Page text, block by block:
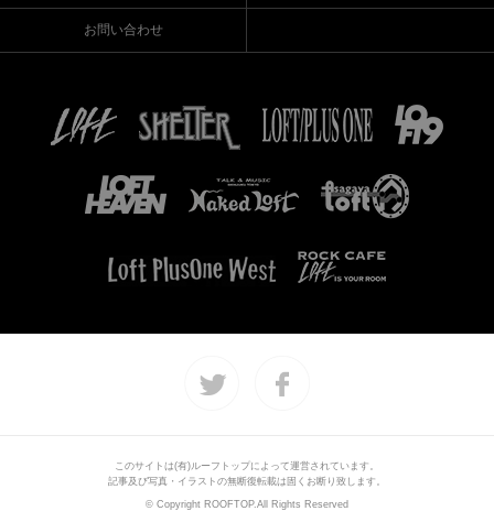
お問い合わせ
このサイトは(有)ルーフトップによって運営されています。
記事及び写真・イラストの無断復転載は固くお断り致します。
© Copyright ROOFTOP.All Rights Reserved